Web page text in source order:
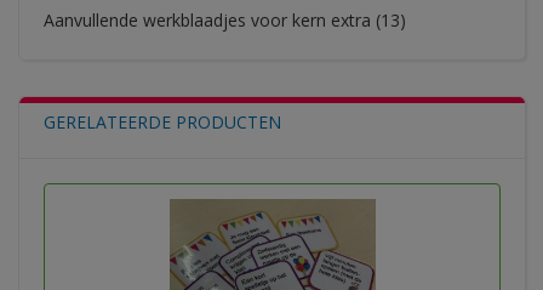
Aanvullende werkblaadjes voor kern extra (13)
GERELATEERDE PRODUCTEN